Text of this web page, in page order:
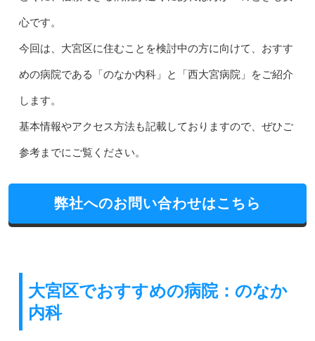
心です。
今回は、大宮区に住むことを検討中の方に向けて、おすす
めの病院である「のなか内科」と「西大宮病院」をご紹介
します。
基本情報やアクセス方法も記載しておりますので、ぜひご
参考までにご覧ください。
弊社へのお問い合わせはこちら
大宮区でおすすめの病院：のなか
内科